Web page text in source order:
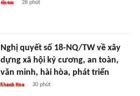
28 phút
Nghị quyết số 18-NQ/TW về xây
dựng xã hội kỷ cương, an toàn,
văn minh, hài hòa, phát triển
30 phút